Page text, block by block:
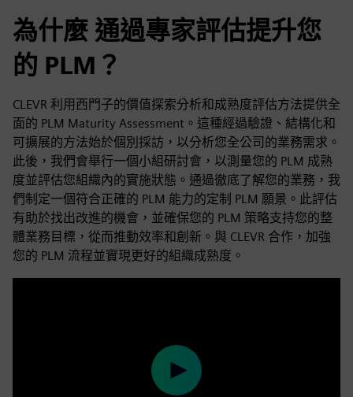
為什麼 通過專家評估提升您
的 PLM？
CLEVR 利用西門子的價值探索分析和成熟度評估方法提供全
面的 PLM Maturity Assessment。這種經過驗證、結構化和
可擴展的方法始於個別採訪，以分析您全公司的業務需求。
此後，我們會舉行一個小組研討會，以測量您的 PLM 成熟
度並評估您組織內的實施狀態。通過徹底了解您的業務，我
們制定一個符合正確的 PLM 能力的定制 PLM 願景。此評估
有助於找出改進的機會，並確保您的 PLM 策略支持您的整
體業務目標，從而推動效率和創新。與 CLEVR 合作，加強
您的 PLM 流程並實現更好的組織成熟度。
Play